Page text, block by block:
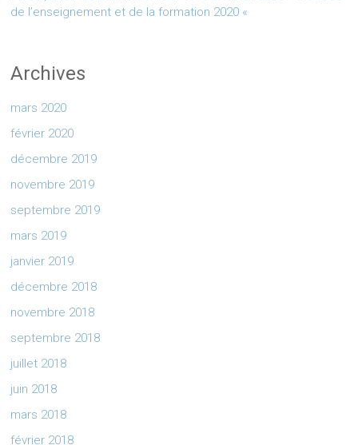
de l’enseignement et de la formation 2020 «
Archives
mars 2020
février 2020
décembre 2019
novembre 2019
septembre 2019
mars 2019
janvier 2019
décembre 2018
novembre 2018
septembre 2018
juillet 2018
juin 2018
mars 2018
février 2018